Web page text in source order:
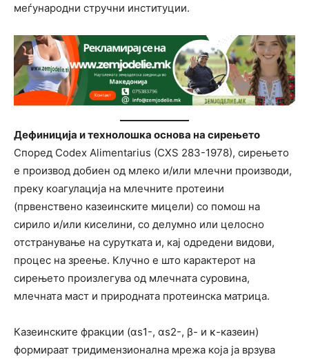
меѓународни стручни институции.
Дефиниција и технолошка основа на сирењето
Според Codex Alimentarius (CXS 283-1978), сирењето
е производ добиен од млеко и/или млечни производи,
преку коагулација на млечните протеини
(првенствено казеинските мицели) со помош на
сирило и/или киселини, со делумно или целосно
отстранување на сурутката и, кај одредени видови,
процес на зреење. Клучно е што карактерот на
сирењето произлегува од млечната суровина,
млечната маст и природната протеинска матрица.
Казеинските фракции (αs1-, αs2-, β- и κ-казеин)
формираат тридимензионална мрежа која ја врзува